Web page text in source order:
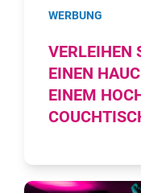
WERBUNG
VERLEIHEN
EINEN
EINEM